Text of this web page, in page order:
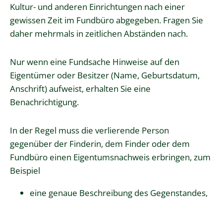
Kultur- und anderen Einrichtungen nach einer
gewissen Zeit im Fundbüro abgegeben. Fragen Sie
daher mehrmals in zeitlichen Abständen nach.
Nur wenn eine Fundsache Hinweise auf den
Eigentümer oder Besitzer (Name, Geburtsdatum,
Anschrift) aufweist, erhalten Sie eine
Benachrichtigung.
In der Regel muss die verlierende Person
gegenüber der Finderin, dem Finder oder dem
Fundbüro einen Eigentumsnachweis erbringen, zum
Beispiel
eine genaue Beschreibung des Gegenstandes,